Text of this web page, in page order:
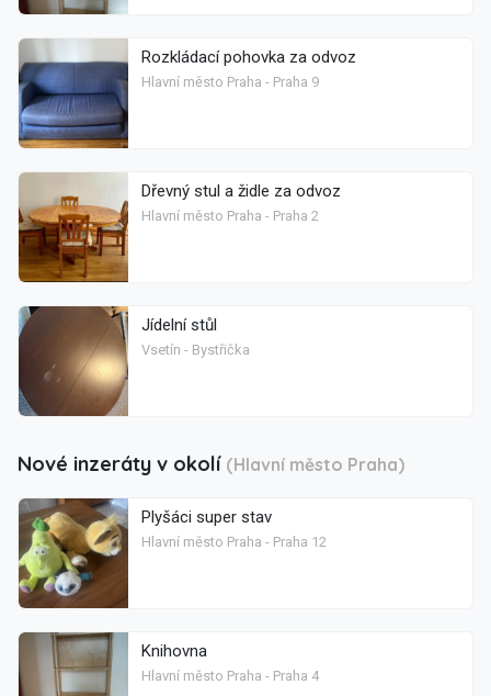
Rozkládací pohovka za odvoz
Hlavní město Praha - Praha 9
Dřevný stul a židle za odvoz
Hlavní město Praha - Praha 2
Jídelní stůl
Vsetín - Bystřička
Nové inzeráty v okolí (Hlavní město Praha)
Plyšáci super stav
Hlavní město Praha - Praha 12
Knihovna
Hlavní město Praha - Praha 4